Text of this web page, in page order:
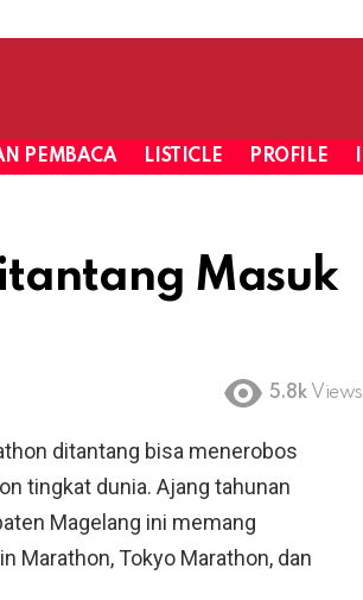
PEMBACA LISTICLE PROFILE
Masuk
5.8k Views
ditantang bisa menerobos
tingkat dunia. Ajang tahunan
Magelang ini memang
Marathon, Tokyo Marathon, dan